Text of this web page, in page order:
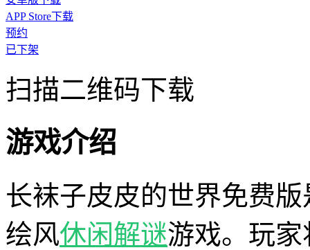
APP Store下载
预约
已下架
扫描二维码下载
游戏介绍
长袜子皮皮的世界免费
绘风休闲解谜游戏。玩